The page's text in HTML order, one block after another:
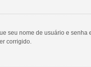
seu nome de usuário e
corrigido.